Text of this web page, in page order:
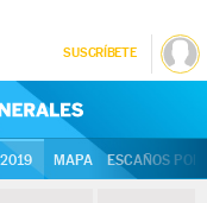
SUSCRÍBETE
2019 MAPA ESCAÑOS